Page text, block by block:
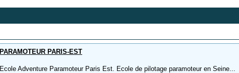
PARAMOTEUR PARIS-EST
Ecole Adventure Paramoteur Paris Est. Ecole de pilotage paramoteur en Seine...